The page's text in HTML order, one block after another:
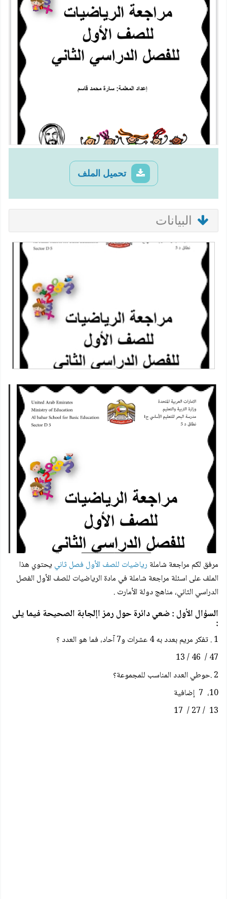
تحميل الملف
البيانات
مرفق لكم مراجعة شاملة رياضيات للصف الأول فصل ثاني يحتوي هذا
الملف على اسئلة مراجعة شاملةفي مادة الرياضيات للصف الأول الفصل
الدراسي الثاني، مناهج دولة الأمارت .
السؤال الأول : ضعي دائرة حول رمز اإلجابة الصحيحة فيما يلى
:
1 . تفكر مريم بعدد به 4 عشرات و7 آحاد، فما هو العدد ؟
47 / 46 / 13
2 .حوطي العدد المناسب للمجموعة؟
10، 7 إضافية
13 / 27 / 17